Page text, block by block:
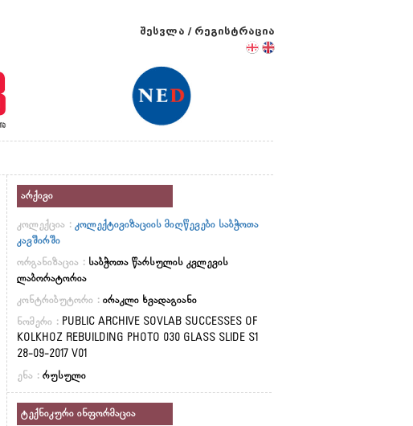
შესვლა / რეგისტრაცია
არქივი
კოლექცია : კოლექტივიზაციის მიღწევები საბჭოთა
კავშირში
ორგანიზაცია : საბჭოთა წარსულის კვლევის
ლაბორატორია
კონტრიბუტორი : ირაკლი ხვადაგიანი
ნომერი : PUBLIC ARCHIVE SOVLAB SUCCESSES OF
KOLKHOZ REBUILDING PHOTO 030 GLASS SLIDE S1
28-09-2017 V01
ენა : რუსული
ტექნიკური ინფორმაცია